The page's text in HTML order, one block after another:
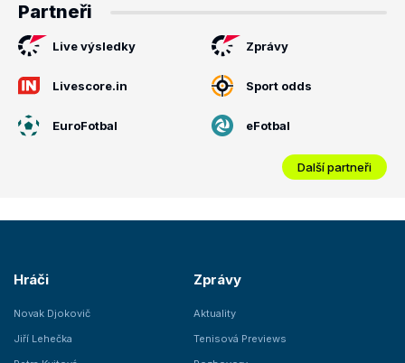
Partneři
Live výsledky Zprávy
Livescore.in Sport odds
EuroFotbal eFotbal
Další partneři
Hráči
Novak Djokovič
Jiří Lehečka
Zprávy
Aktuality
Tenisová Previews